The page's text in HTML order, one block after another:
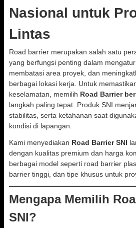
Nasional untuk
Lintas
Road barrier merupakan salah satu
yang berfungsi penting dalam
membatasi area proyek, dan
berbagai lokasi kerja. Untuk
keselamatan, memilih Road Barrier
langkah paling tepat. Produk SNI
stabilitas, serta ketahanan saat
kondisi di lapangan.
Kami menyediakan Road Barrier SNI
dengan kualitas premium dan harga
berbagai model seperti road barrier
barrier tinggi, dan tipe khusus untuk
Mengapa Memilih
SNI?